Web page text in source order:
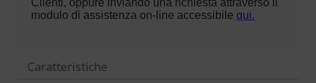
Caratteristiche